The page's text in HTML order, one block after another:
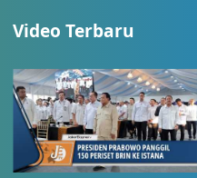
Video Terbaru